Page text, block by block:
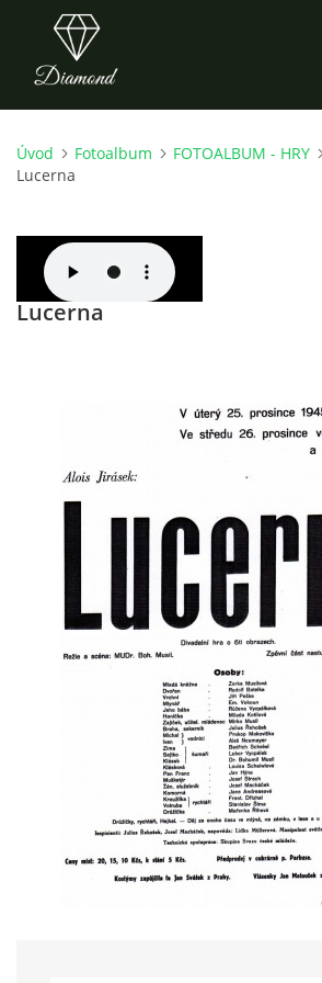
ÚVOD
O NÁS
CO NOVÉHO ZKOUŠÍME
KDY, KDE A CO HRAJEME
VIDEOZÁZNAMY Z HER
ČLENOVÉ - SOUČASNOST
HRY DO ROKU 1973
Úvod Fotoalbum FOTOALBUM - HRY
Lucerna
Lucerna